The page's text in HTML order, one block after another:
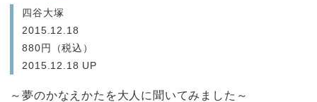
四谷大塚
2015.12.18
880円（税込）
2015.12.18 UP
～夢のかなえかたを大人に聞いてみました～